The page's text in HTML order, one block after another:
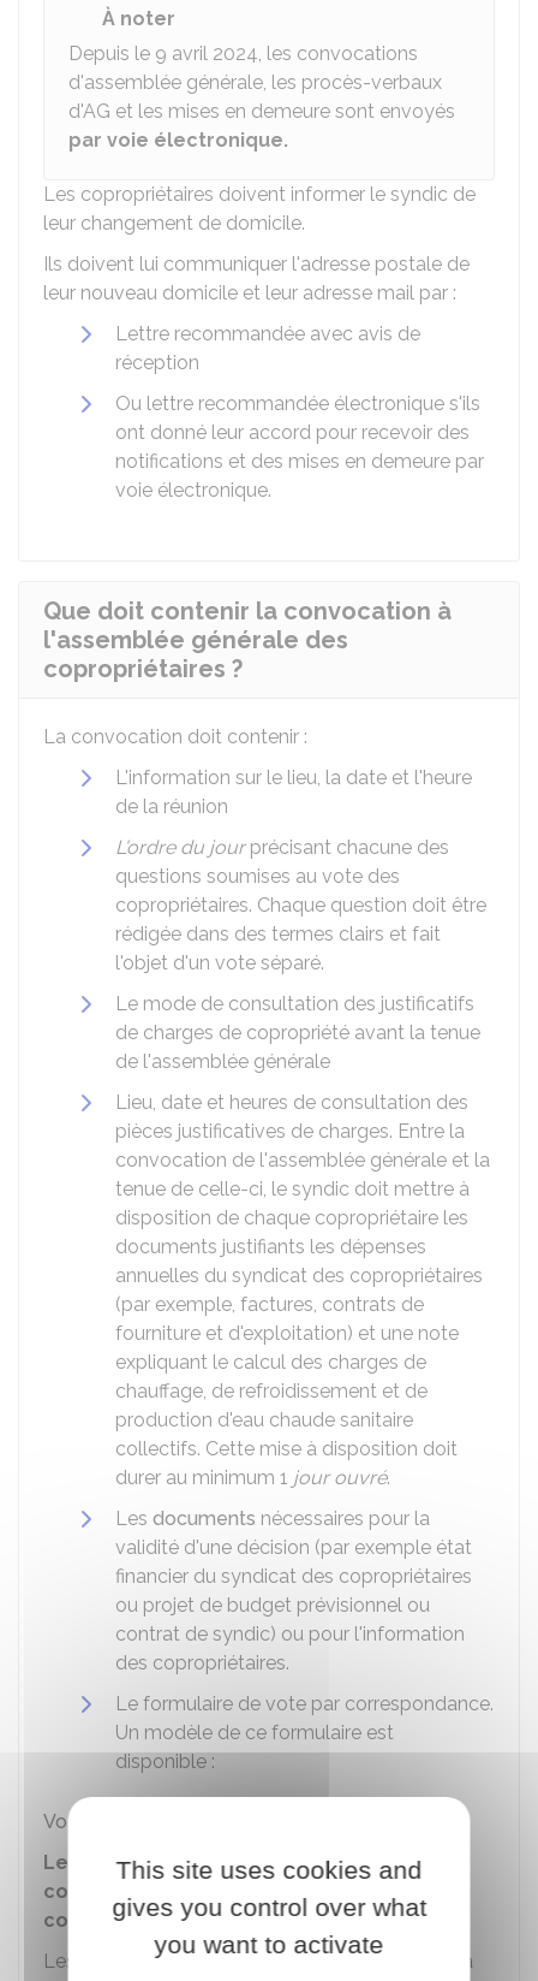
À noter
Depuis le 9 avril 2024, les convocations
d'assemblée générale, les procès-verbaux
d'AG et les mises en demeure sont envoyés
par voie électronique.
Les copropriétaires doivent informer le syndic de
leur changement de domicile.
Ils doivent lui communiquer l'adresse postale de
leur nouveau domicile et leur adresse mail par :
Lettre recommandée avec avis de
réception
Ou lettre recommandée électronique s'ils
ont donné leur accord pour recevoir des
notifications et des mises en demeure par
voie électronique.
Que doit contenir la convocation à
l'assemblée générale des
copropriétaires ?
La convocation doit contenir :
L'information sur le lieu, la date et l'heure
de la réunion
L'ordre du jourprécisant chacune des
questions soumises au vote des
copropriétaires. Chaque question doit être
rédigée dans des termes clairs et fait
l'objet d'un vote séparé.
Le mode de consultation des justificatifs
de charges de copropriété avant la tenue
de l'assemblée générale
Lieu, date et heures de consultation des
pièces justificatives de charges. Entre la
convocation de l'assemblée générale et la
tenue de celle-ci, le syndic doit mettre à
disposition de chaque copropriétaire les
documents justifiants les dépenses
annuelles du syndicat des copropriétaires
(par exemple, factures, contrats de
fourniture et d'exploitation) et une note
expliquant le calcul des charges de
chauffage, de refroidissement et de
production d'eau chaude sanitaire
collectifs. Cette mise à disposition doit
durer au minimum 1 jour ouvré.
Les documents nécessaires pour la
validité d'une décision (par exemple état
financier du syndicat des copropriétaires
ou projet de budget prévisionnel ou
contrat de syndic) ou pour l'information
des copropriétaires.
Le formulaire de vote par correspondance.
Un modèle de ce formulaire est
disponible :
Vote par correspondance d'un copropriétaire
Les devis doivent-ils être joints à la
convocation d'un assemblée générale de
copropriété ?
Les devis doivent obligatoirement être joints à la
This site uses cookies and
gives you control over what
you want to activate